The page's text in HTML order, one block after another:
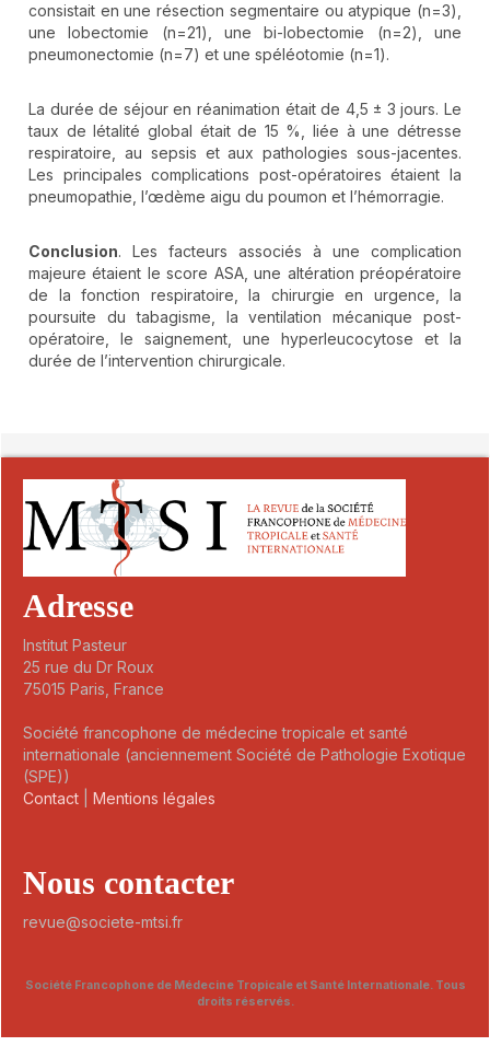
consistait en une résection segmentaire ou atypique (n=3),
une lobectomie (n=21), une bi-lobectomie (n=2), une
pneumonectomie (n=7) et une spéléotomie (n=1).
La durée de séjour en réanimation était de 4,5 ± 3 jours. Le
taux de létalité global était de 15 %, liée à une détresse
respiratoire, au sepsis et aux pathologies sous-jacentes.
Les principales complications post-opératoires étaient la
pneumopathie, l’œdème aigu du poumon et l’hémorragie.
Conclusion. Les facteurs associés à une complication
majeure étaient le score ASA, une altération préopératoire
de la fonction respiratoire, la chirurgie en urgence, la
poursuite du tabagisme, la ventilation mécanique post-
opératoire, le saignement, une hyperleucocytose et la
durée de l’intervention chirurgicale.
Adresse
Institut Pasteur
25 rue du Dr Roux
75015 Paris, France
Société francophone de médecine tropicale et santé
internationale (anciennement Société de Pathologie Exotique
(SPE))
Contact
Mentions légales
Nous contacter
revue@societe-mtsi.fr
Société Francophone de Médecine Tropicale et Santé Internationale. Tous
droits réservés.